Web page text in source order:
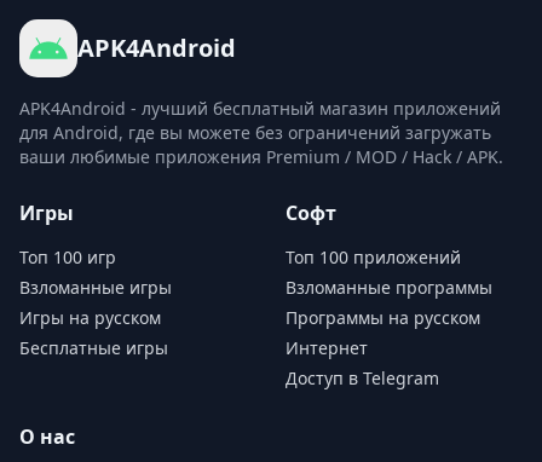
APK4Android
APK4Android - лучший бесплатный магазин приложений
для Android, где вы можете без ограничений загружать
ваши любимые приложения Premium / MOD / Hack / APK.
Игры
Топ 100 игр
Взломанные игры
Игры на русском
Бесплатные игры
Софт
Топ 100 приложений
Взломанные программы
Программы на русском
Интернет
Доступ в Telegram
О нас